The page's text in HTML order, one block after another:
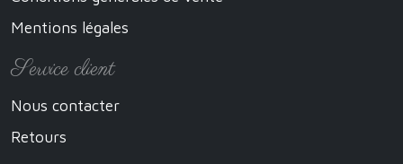
Mentions légales
Service client
Nous contacter
Retours